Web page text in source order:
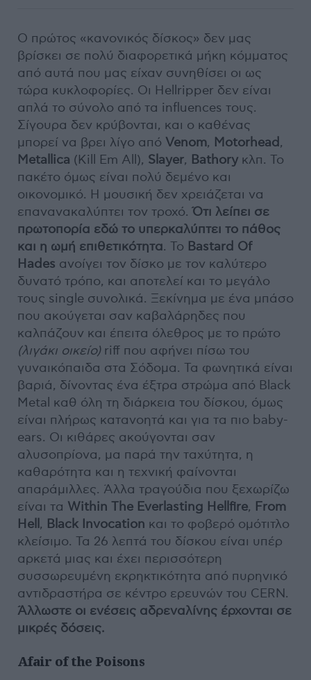
Ο πρώτος «κανονικός δίσκος» δεν μας
βρίσκει σε πολύ διαφορετικά μήκη κόμματος
από αυτά που μας είχαν συνηθίσει οι ως
τώρα κυκλοφορίες. Οι Hellripper δεν είναι
απλά το σύνολο από τα influences τους.
Σίγουρα δεν κρύβονται, και ο καθένας
μπορεί να βρει λίγο από Venom, Motorhead,
Metallica (Kill Em All), Slayer, Bathory κλπ. Το
πακέτο όμως είναι πολύ δεμένο και
οικονομικό. Η μουσική δεν χρειάζεται να
επανανακαλύπτει τον τροχό.Ότι λείπει σε
πρωτοπορία εδώ το υπερκαλύπτει το πάθος
και η ωμή επιθετικότητα. Το Bastard Of
Hades ανοίγει τον δίσκο με τον καλύτερο
δυνατό τρόπο, και αποτελεί και το μεγάλο
τους single συνολικά. Ξεκίνημα με ένα μπάσο
που ακούγεται σαν καβαλάρηδες που
καλπάζουν και έπειτα όλεθρος με το πρώτο
(λιγάκι οικείο)riff που αφήνει πίσω του
γυναικόπαιδα στα Σόδομα. Τα φωνητικά είναι
βαριά, δίνοντας ένα έξτρα στρώμα από Black
Metal καθ όλη τη διάρκεια του δίσκου, όμως
είναι πλήρως κατανοητά και για τα πιο baby-
ears. Οι κιθάρες ακούγονται σαν
αλυσοπρίονα, μα παρά την ταχύτητα, η
καθαρότητα και η τεχνική φαίνονται
απαράμιλλες. Άλλα τραγούδια που ξεχωρίζω
είναι τα Within The Everlasting Hellfire, From
Hell, Black Invocation και το φοβερό ομότιτλο
κλείσιμο. Τα 26 λεπτά του δίσκου είναι υπέρ
αρκετά μιας και έχει περισσότερη
συσσωρευμένη εκρηκτικότητα από πυρηνικό
αντιδραστήρα σε κέντρο ερευνών του CERN.
Άλλωστε οι ενέσεις αδρεναλίνης έρχονται σε
μικρές δόσεις.
Afair of the Poisons